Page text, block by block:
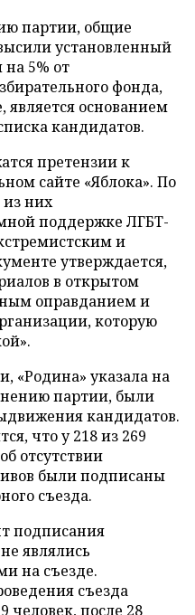
партии, общие
установленный
5% от
фонда,
является основанием
кандидатов.
претензии к
сайте «Яблока». По
них
поддержке ЛГБТ-
и
утверждается,
в открытом
оправданием и
которую
«Родина» указала на
партии, были
кандидатов.
что у 218 из 269
отсутствии
были подписаны
съезда.
подписания
являлись
на съезде.
съезда
человек, после 28